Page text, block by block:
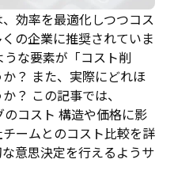
効率を最適化しつつコス
の企業に推奨されていま
な要素が「コスト削
？ また、実際にどれほ
？ この記事では、
コスト 構造や価格に影
ームとのコスト比較を詳
意思決定を行えるようサ